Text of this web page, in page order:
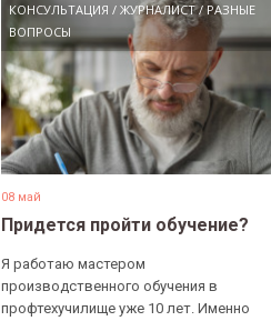
КОНСУЛЬТАЦИЯ /ЖУРНАЛИСТ/ РАЗНЫЕ
ВОПРОСЫ
08 май
Придется пройти обучение?
Я работаю мастером
производственного обучения в
профтехучилище уже 10 лет. Именно